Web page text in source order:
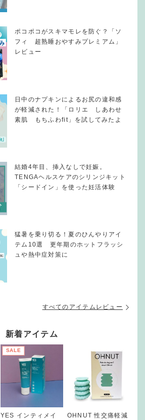
ポコポコがスキマモレを防ぐ？「ソ
フィ 超熟睡おやすみプレミアム」
レビュー
日中のナプキンによるお尻の違和感
が軽減された！「ロリエ しあわせ
素肌 もちふわfit」を試してみたよ
結婚4年目、挿入なしで妊娠。
TENGAヘルスケアのシリンジキット
「シードイン」を使った妊活体験
猛暑を乗り切る！夏のひんやりアイ
テム10選 更年期のホットフラッシ
ュや熱中症対策に
すべてのアイテムレビュー
新着アイテム
SALE
YES インティメイ OHNUT 性交痛軽減